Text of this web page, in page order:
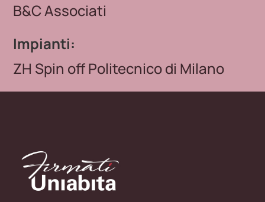
B&C Associati
Impianti:
ZH Spin off Politecnico di Milano